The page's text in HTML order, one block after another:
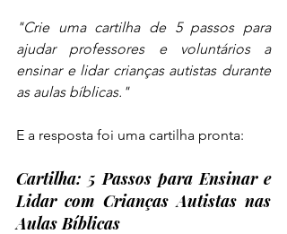
"Crie uma cartilha de 5 passos para
ajudar professores e voluntários a
ensinar e lidar crianças autistas durante
as aulas bíblicas."
E a resposta foi uma cartilha pronta:
Cartilha: 5 Passos para Ensinar e
Lidar com Crianças Autistas nas
Aulas Bíblicas